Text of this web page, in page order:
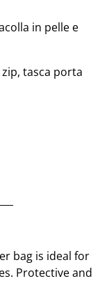
in pelle e
tasca porta
bag is ideal for
Protective and